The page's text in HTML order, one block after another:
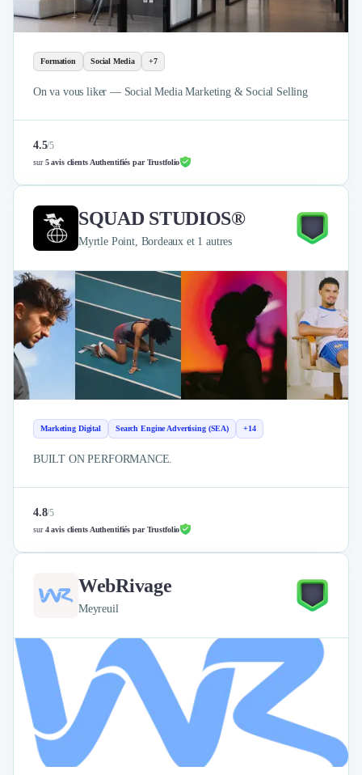
Formation Social Media +7
On va vous liker — Social Media Marketing & Social Selling
4.5/5
sur5 avis clients Authentifiés par Trustfolio
SQUAD STUDIOS®
Myrtle Point, Bordeaux et 1 autres
Marketing Digital Search Engine Advertising (SEA) +14
BUILT ON PERFORMANCE.
4.8/5
sur4 avis clients Authentifiés par Trustfolio
WebRivage
Meyreuil